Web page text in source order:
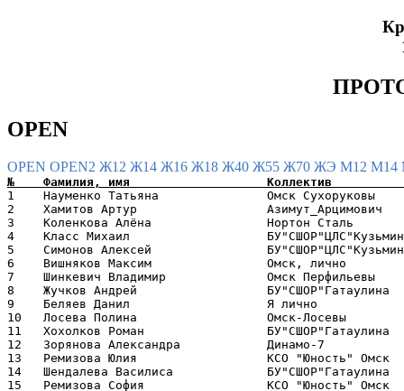
OPEN
OPEN OPEN2 Ж12 Ж14 Ж16 Ж18 Ж40 Ж55 Ж70 ЖЭ М12 М14
1    Науменко Татьяна               Омск
2    Хамитов Артур
3    Коленкова Алёна                Нортон Сталь
4    Класс Михаил
5    Симонов Алексей
6    Вишняков Максим                Омск, лично
7    Шинкевич Владимир              Омск
8    Жучков Андрей
9    Беляев Данил                   Я лично
10   Лосева Полина                  Омск-Лосевы
11   Хохолков Роман
12   Зорянова Александра            Динамо-7
13   Ремизова Юлия                  КСО "Юность"
14   Шендалева Василиса